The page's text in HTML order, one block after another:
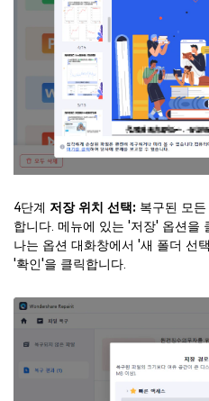
4단계 저장 위치 선택: 복구된 모
합니다. 메뉴에 있는 '저장' 옵션을
나는 옵션 대화창에서 '새 폴더 선
'확인'을 클릭합니다.